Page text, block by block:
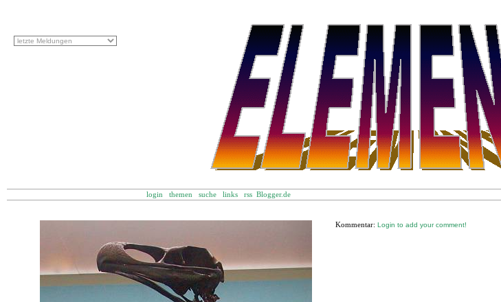
login themen suche links rss Blogger.de
Kommentar: Login to add your comment!